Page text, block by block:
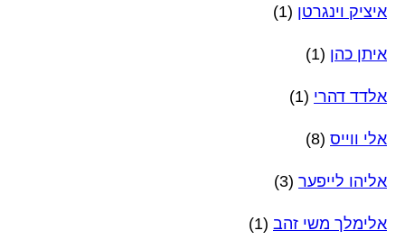
איציק וינגרטן (1)
איתן כהן (1)
אלדד דהרי (1)
אלי ווייס (8)
אליהו לייפער (3)
אלימלך משי זהב (1)